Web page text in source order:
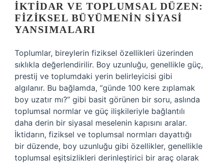
İKTIDAR VE TOPLUMSAL DÜZEN:
FIZIKSEL BÜYÜMENIN SIYASI
YANSIMALARI
Toplumlar, bireylerin fiziksel özellikleri üzerinden
sıklıkla değerlendirilir. Boy uzunluğu, genellikle güç,
prestij ve toplumdaki yerin belirleyicisi gibi
algılanır. Bu bağlamda, “günde 100 kere zıplamak
boy uzatır mı?” gibi basit görünen bir soru, aslında
toplumsal normlar ve güç ilişkileriyle bağlantılı
daha derin bir siyasal meselenin kapısını aralar.
İktidarın, fiziksel ve toplumsal normları dayattığı
bir düzende, boy uzunluğu gibi özellikler, genellikle
toplumsal eşitsizlikleri derinleştirici bir araç olarak